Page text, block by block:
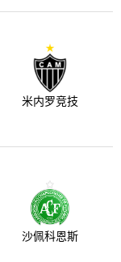
米内罗竞技
沙佩科恩斯